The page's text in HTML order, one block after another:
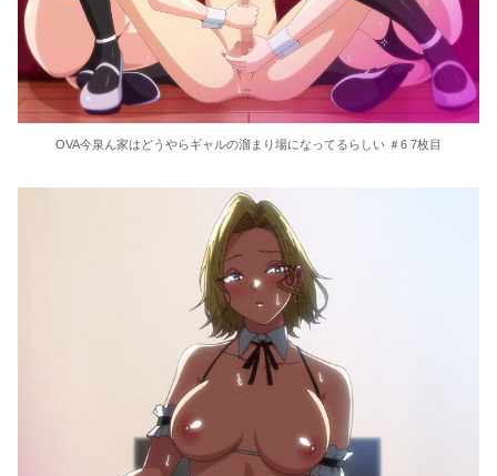
OVA今泉ん家はどうやらギャルの溜まり場になってるらしい ＃6 7枚目